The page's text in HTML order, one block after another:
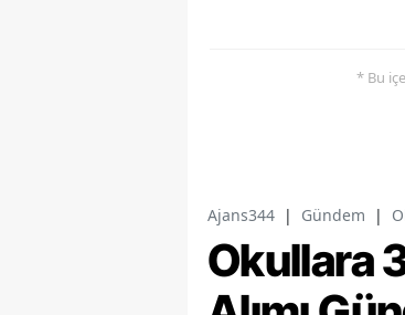
* Bu
Ajans344 | Gündem |
Okullara